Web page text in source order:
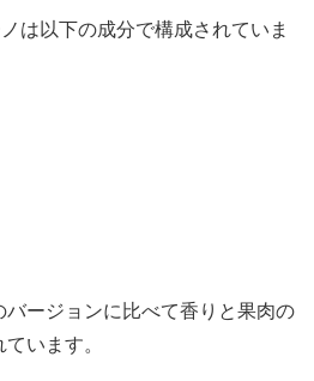
は以下の成分で構成されていま
バージョンに比べて香りと果肉の
います。